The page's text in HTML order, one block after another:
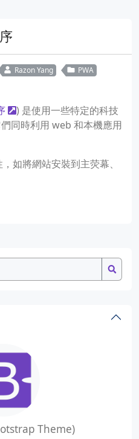
Razon Yang
PWA
) 是使用一些特定的科技
同時利用 web 和本機應用
如將網站安裝到主荧幕、
Theme)